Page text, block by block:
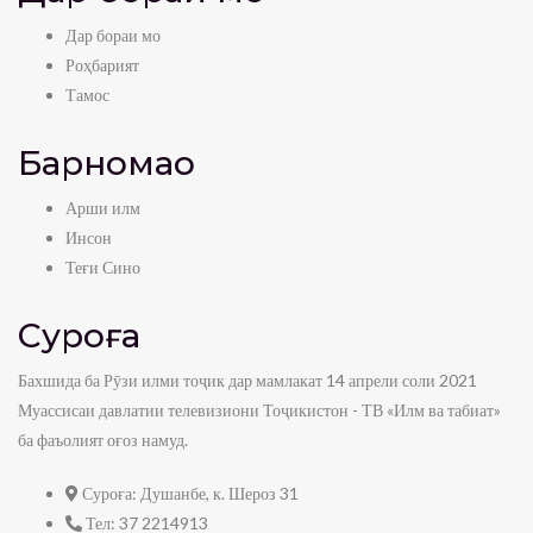
Дар бораи мо
Роҳбарият
Тамос
Барномаҳо
Арши илм
Инсон
Теғи Сино
Суроға
Бахшида ба Рӯзи илми тоҷик дар мамлакат 14 апрели соли 2021
Муассисаи давлатии телевизиони Тоҷикистон - ТВ «Илм ва табиат»
ба фаъолият оғоз намуд.
Суроға: Душанбе, к. Шероз 31
Тел: 37 2214913